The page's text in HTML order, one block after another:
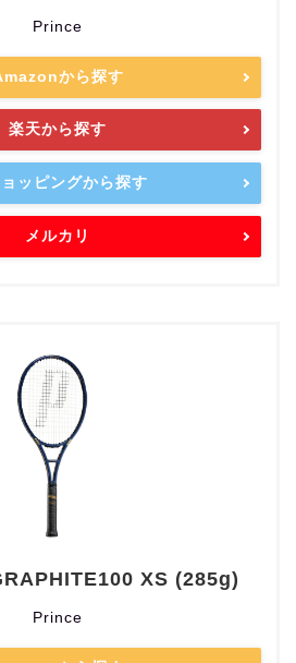
Prince
から探す
楽天から探す
ッピングから探す
メルカリ
XS (285g)
Prince